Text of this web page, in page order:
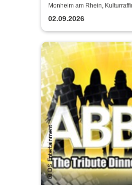
Orchestra |
Monheim am Rhein,
02.09.2026